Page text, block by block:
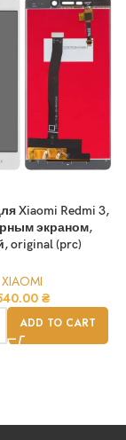
Xiaomi Redmi 3,
экраном,
original (prc)
XIAOMI
₴
ADD TO CART